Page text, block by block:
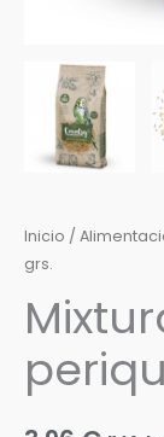
Inicio /
grs.